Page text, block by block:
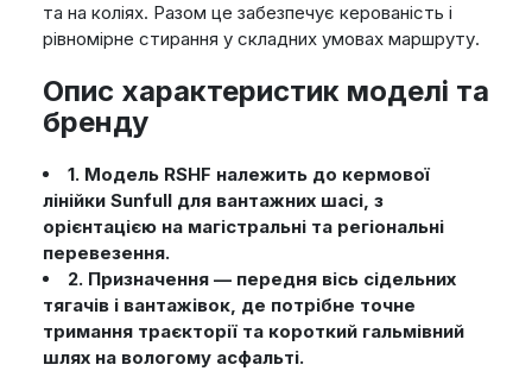
та на коліях. Разом це забезпечує керованість і
рівномірне стирання у складних умовах маршруту.
Опис характеристик моделі та
бренду
1. Модель RSHF належить до кермової
лінійки Sunfull для вантажних шасі, з
орієнтацією на магістральні та регіональні
перевезення.
2. Призначення — передня вісь сідельних
тягачів і вантажівок, де потрібне точне
тримання траєкторії та короткий гальмівний
шлях на вологому асфальті.